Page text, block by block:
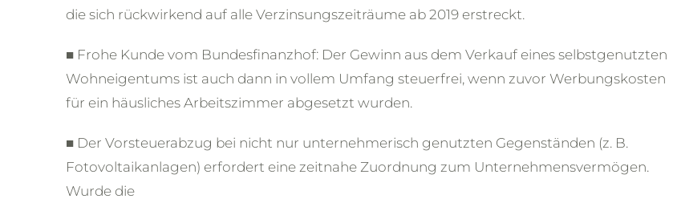
die sich rückwirkend auf alle Verzinsungszeiträume ab 2019 erstreckt.
■ Frohe Kunde vom Bundesfinanzhof: Der Gewinn aus dem Verkauf eines selbstgenutzten
Wohneigentums ist auch dann in vollem Umfang steuerfrei, wenn zuvor Werbungskosten
für ein häusliches Arbeitszimmer abgesetzt wurden.
■ Der Vorsteuerabzug bei nicht nur unternehmerisch genutzten Gegenständen (z. B.
Fotovoltaikanlagen) erfordert eine zeitnahe Zuordnung zum Unternehmensvermögen.
Wurde die